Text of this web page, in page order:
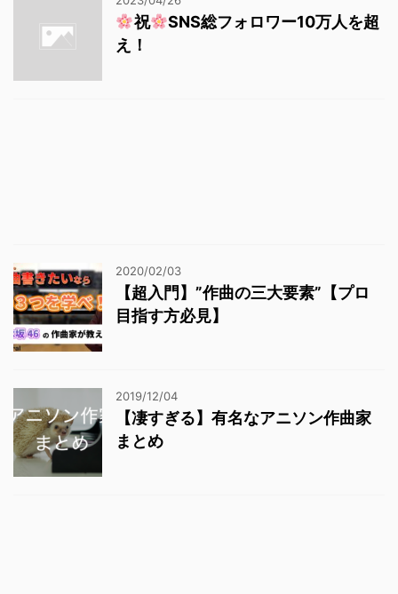
祝
SNS総フォロワー10万人を超
え！
2020/02/03
【超入門】”作曲の三大要素”【プロ
目指す方必見】
2019/12/04
【凄すぎる】有名なアニソン作曲家
まとめ